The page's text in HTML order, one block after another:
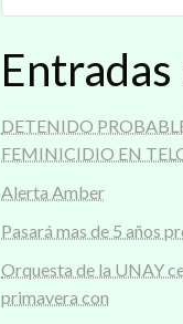
DETENIDO
FEMINICIDIO EN
Alerta Amber
Pasará mas de 5 años
Orquesta de la UNAY
primavera con